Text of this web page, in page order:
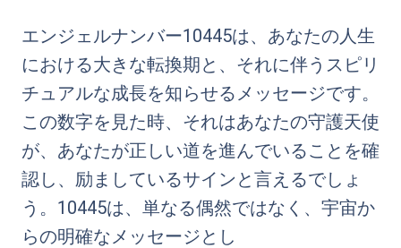
エンジェルナンバー10445は、あなたの人生
における大きな転換期と、それに伴うスピリ
チュアルな成長を知らせるメッセージです。
この数字を見た時、それはあなたの守護天使
が、あなたが正しい道を進んでいることを確
認し、励ましているサインと言えるでしょ
う。10445は、単なる偶然ではなく、宇宙か
らの明確なメッセージとし